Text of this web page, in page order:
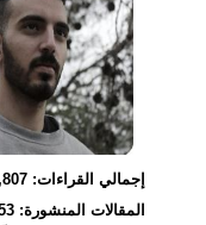
إجمالي القراءات: 723,807
المقالات المنشورة: 53